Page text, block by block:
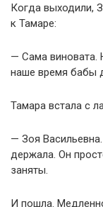
Когда выходили,
к Тамаре:
— Сама виновата.
наше время бабы
Тамара встала с
— Зоя
держала. Он
заняты.
И пошла.